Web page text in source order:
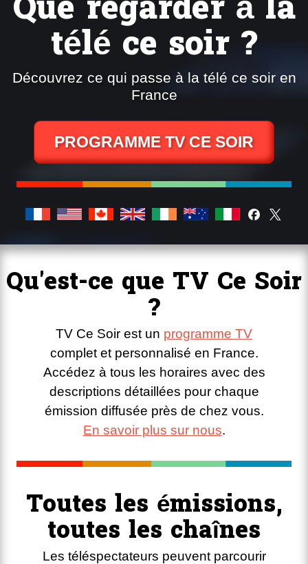
télé ce soir ?
Découvrez ce qui passe à la télé ce soir en
France
PROGRAMME TV CE SOIR
Qu'est-ce que TV Ce Soir
?
TV Ce Soir est un programme TV
complet et personnalisé en France.
Accédez à tous les horaires avec des
descriptions détaillées pour chaque
émission diffusée près de chez vous.
En savoir plus sur nous.
Toutes les émissions,
toutes les chaînes
Les téléspectateurs peuvent parcourir